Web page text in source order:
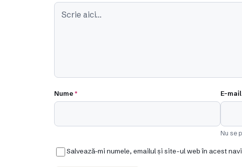
Nume* E-mail
Nu se
Salvează-mi numele, emailul și site-ul web în acest